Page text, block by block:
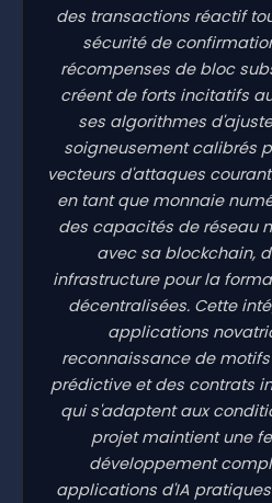
des transactions réactif
sécurité de
récompenses de bloc
créent de forts incitatifs
ses algorithmes
soigneusement calibrés
vecteurs d'attaques
en tant que monnaie
des capacités de réseau
avec sa blockchain,
infrastructure pour la
décentralisées. Cette
applications
reconnaissance de
prédictive et des contrats
qui s'adaptent aux
projet maintient une
développement
applications d'IA